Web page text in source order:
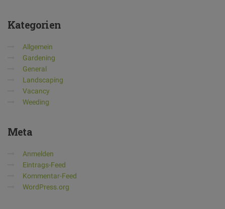
Kategorien
Allgemein
Gardening
General
Landscaping
Vacancy
Weeding
Meta
Anmelden
Eintrags-Feed
Kommentar-Feed
WordPress.org